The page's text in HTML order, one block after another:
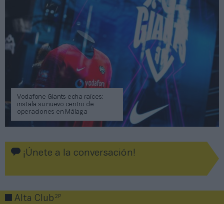
Vodafone Giants echa raíces:
instala su nuevo centro de
operaciones en Málaga
¡Únete a la conversación!
Alta Club2P